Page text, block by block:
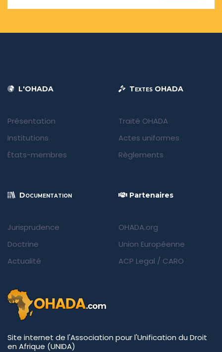
L'OHADA
Présentation
Institutions
États-membres
Textes OHADA
Traité OHADA
Actes uniformes
Règlements
Documentation
Jurisprudence
Doctrine
Actualité
Partenaires
OHADA.org
Union Européenne
ACP Legal / CARO
Site internet de l'Association pour l'Unification du Droit
en Afrique (UNIDA)